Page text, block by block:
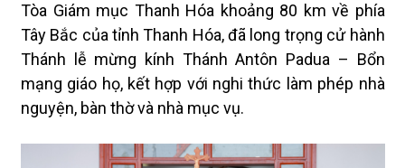
Tòa Giám mục Thanh Hóa khoảng 80 km về phía
Tây Bắc của tỉnh Thanh Hóa, đã long trọng cử hành
Thánh lễ mừng kính Thánh Antôn Padua – Bổn
mạng giáo họ, kết hợp với nghi thức làm phép nhà
nguyện, bàn thờ và nhà mục vụ.